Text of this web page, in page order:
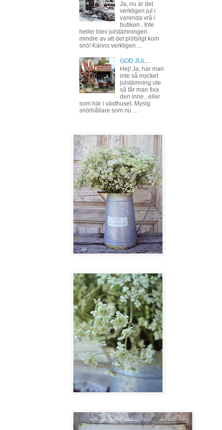
Ja, nu är det
verkligen jul i
varenda vrå i
butiken.. Inte
heller blev julstämningen
mindre av att det plötsligt kom
snö! Känns verkligen ...
GOD JUL....
Hej! Ja, har man
inte så mycket
julstämning ute
så får man fixa
den inne...eller
som här i växthuset. Mysig
snörhållare som nu ...